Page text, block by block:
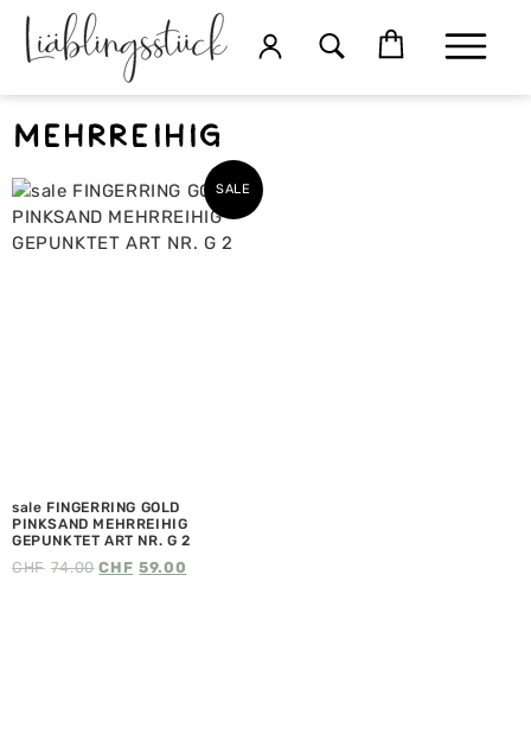
Mehrreihig
SALE
sale FINGERRING GOLD
PINKSAND MEHRREIHIG
GEPUNKTET ART NR. G 2
CHF 74.00 CHF 59.00